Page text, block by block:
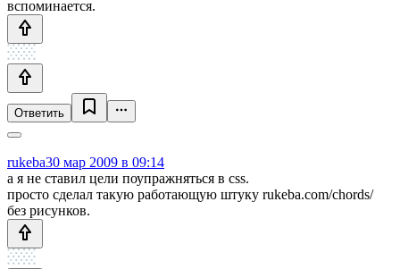
вспоминается.
Ответить
rukeba30 мар 2009 в 09:14
а я не ставил цели поупражняться в css.
просто сделал такую работающую штуку rukeba.com/chords/
без рисунков.